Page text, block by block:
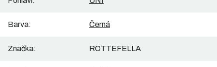
Barva: Černá
Značka: ROTTEFELLA